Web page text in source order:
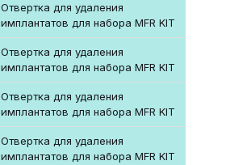
Отвертка для удаления
имплантатов для набора MFR KIT
Отвертка для удаления
имплантатов для набора MFR KIT
Отвертка для удаления
имплантатов для набора MFR KIT
Отвертка для удаления
имплантатов для набора MFR KIT